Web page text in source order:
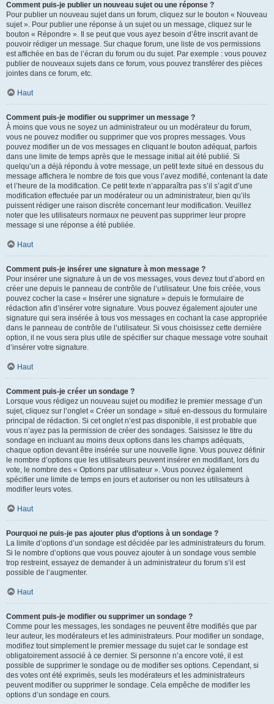
Comment puis-je publier un nouveau sujet ou une réponse ?
Pour publier un nouveau sujet dans un forum, cliquez sur le bouton « Nouveau
sujet ». Pour publier une réponse à un sujet ou un message, cliquez sur le
bouton « Répondre ». Il se peut que vous ayez besoin d’être inscrit avant de
pouvoir rédiger un message. Sur chaque forum, une liste de vos permissions
est affichée en bas de l’écran du forum ou du sujet. Par exemple : vous pouvez
publier de nouveaux sujets dans ce forum, vous pouvez transférer des pièces
jointes dans ce forum, etc.
Haut
Comment puis-je modifier ou supprimer un message ?
À moins que vous ne soyez un administrateur ou un modérateur du forum,
vous ne pouvez modifier ou supprimer que vos propres messages. Vous
pouvez modifier un de vos messages en cliquant le bouton adéquat, parfois
dans une limite de temps après que le message initial ait été publié. Si
quelqu’un a déjà répondu à votre message, un petit texte situé en dessous du
message affichera le nombre de fois que vous l’avez modifié, contenant la date
et l’heure de la modification. Ce petit texte n’apparaîtra pas s’il s’agit d’une
modification effectuée par un modérateur ou un administrateur, bien qu’ils
puissent rédiger une raison discrète concernant leur modification. Veuillez
noter que les utilisateurs normaux ne peuvent pas supprimer leur propre
message si une réponse a été publiée.
Haut
Comment puis-je insérer une signature à mon message ?
Pour insérer une signature à un de vos messages, vous devez tout d’abord en
créer une depuis le panneau de contrôle de l’utilisateur. Une fois créée, vous
pouvez cocher la case « Insérer une signature » depuis le formulaire de
rédaction afin d’insérer votre signature. Vous pouvez également ajouter une
signature qui sera insérée à tous vos messages en cochant la case appropriée
dans le panneau de contrôle de l’utilisateur. Si vous choisissez cette dernière
option, il ne vous sera plus utile de spécifier sur chaque message votre souhait
d’insérer votre signature.
Haut
Comment puis-je créer un sondage ?
Lorsque vous rédigez un nouveau sujet ou modifiez le premier message d’un
sujet, cliquez sur l’onglet « Créer un sondage » situé en-dessous du formulaire
principal de rédaction. Si cet onglet n’est pas disponible, il est probable que
vous n’ayez pas la permission de créer des sondages. Saisissez le titre du
sondage en incluant au moins deux options dans les champs adéquats,
chaque option devant être insérée sur une nouvelle ligne. Vous pouvez définir
le nombre d’options que les utilisateurs peuvent insérer en modifiant, lors du
vote, le nombre des « Options par utilisateur ». Vous pouvez également
spécifier une limite de temps en jours et autoriser ou non les utilisateurs à
modifier leurs votes.
Haut
Pourquoi ne puis-je pas ajouter plus d’options à un sondage ?
La limite d’options d’un sondage est décidée par les administrateurs du forum.
Si le nombre d’options que vous pouvez ajouter à un sondage vous semble
trop restreint, essayez de demander à un administrateur du forum s’il est
possible de l’augmenter.
Haut
Comment puis-je modifier ou supprimer un sondage ?
Comme pour les messages, les sondages ne peuvent être modifiés que par
leur auteur, les modérateurs et les administrateurs. Pour modifier un sondage,
modifiez tout simplement le premier message du sujet car le sondage est
obligatoirement associé à ce dernier. Si personne n’a encore voté, il est
possible de supprimer le sondage ou de modifier ses options. Cependant, si
des votes ont été exprimés, seuls les modérateurs et les administrateurs
peuvent modifier ou supprimer le sondage. Cela empêche de modifier les
options d’un sondage en cours.